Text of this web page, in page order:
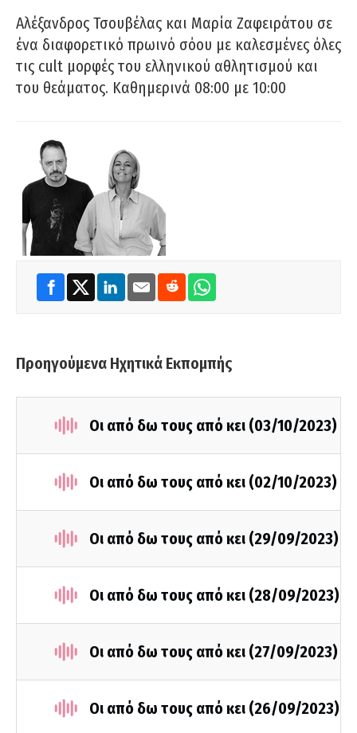
Αλέξανδρος Τσουβέλας και Μαρία Ζαφειράτου σε
ένα διαφορετικό πρωινό σόου με καλεσμένες όλες
τις cult μορφές του ελληνικού αθλητισμού και
του θεάματος. Καθημερινά 08:00 με 10:00
Προηγούμενα Ηχητικά Εκπομπής
Οι από δω τους από κει (03/10/2023)
Οι από δω τους από κει (02/10/2023)
Οι από δω τους από κει (29/09/2023)
Οι από δω τους από κει (28/09/2023)
Οι από δω τους από κει (27/09/2023)
Οι από δω τους από κει (26/09/2023)